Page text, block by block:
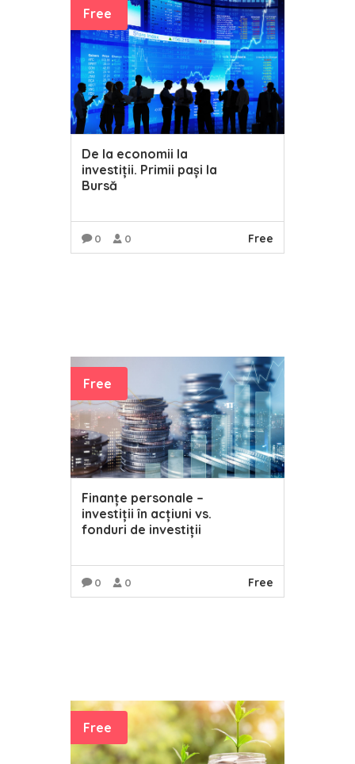
Free
De la economii la
investiții. Primii pași la
Bursă
0 0 Free
Free
Finanțe personale –
investiții în acțiuni vs.
fonduri de investiții
0 0 Free
Free